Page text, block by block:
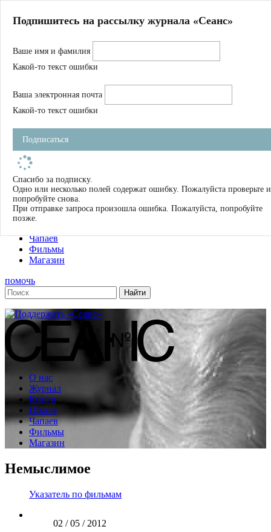
Магазин
Журнал
Школа
Устав
Фильмы
Имена
Тэги
О нас
Журнал
Книги
Чапаев
Фильмы
Магазин
помочь
О нас
Журнал
Книги
Школа
Чапаев
Фильмы
Магазин
Немыслимое
Указатель по фильмам
02 / 05 / 2012
Подпишитесь на рассылку журнала «Сеанс»
Ваше имя и фамилия
Какой-то текст ошибки
Ваша электронная почта
Какой-то текст ошибки
Подписаться
Спасибо за подписку.
Одно или несколько полей содержат ошибку. Пожалуйста проверьте и
попробуйте снова.
При отправке запроса произошла ошибка. Пожалуйста, попробуйте
позже.